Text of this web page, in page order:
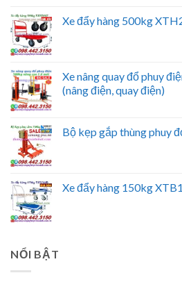
Xe đẩy hàng 500kg
Xe nâng quay đổ phuy
(nâng điện, quay điện)
Bộ kẹp gắp thùng phuy
Xe đẩy hàng 150kg
NỔI BẬT